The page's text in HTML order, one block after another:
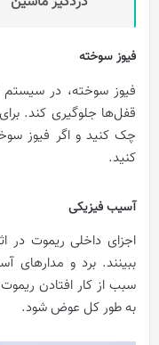
فیوز سوخته
فیوز سوخته، در سیستم
قفل‌ها جلوگیری کند.
چک کنید و اگر فیوز
کنید.
آسیب فیزیکی
اجزای داخلی ریموت در
ببینند. برد و مدار‌های
سبب از کار افتادن
به طور کل عوض شود.